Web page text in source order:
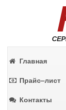
Главная
Прайс–лист
Контакты